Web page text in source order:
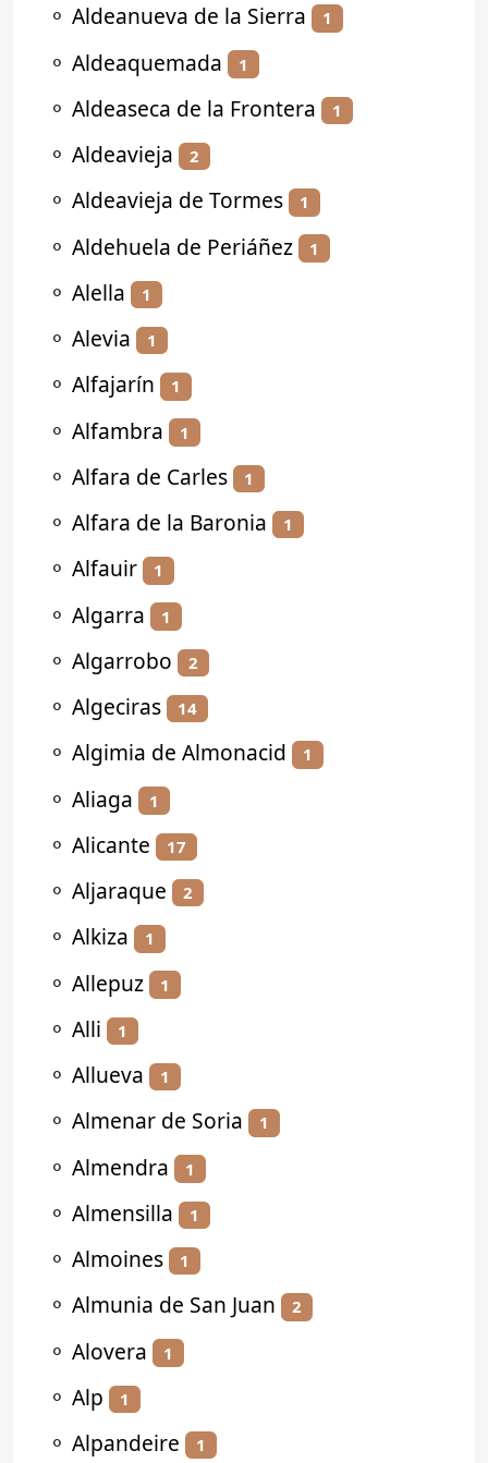
⚬ Aldeanueva de la Sierra 1
⚬ Aldeaquemada 1
⚬ Aldeaseca de la Frontera 1
⚬ Aldeavieja 2
⚬ Aldeavieja de Tormes 1
⚬ Aldehuela de Periáñez 1
⚬ Alella 1
⚬ Alevia 1
⚬ Alfajarín 1
⚬ Alfambra 1
⚬ Alfara de Carles 1
⚬ Alfara de la Baronia 1
⚬ Alfauir 1
⚬ Algarra 1
⚬ Algarrobo 2
⚬ Algeciras 14
⚬ Algimia de Almonacid 1
⚬ Aliaga 1
⚬ Alicante 17
⚬ Aljaraque 2
⚬ Alkiza 1
⚬ Allepuz 1
⚬ Alli 1
⚬ Allueva 1
⚬ Almenar de Soria 1
⚬ Almendra 1
⚬ Almensilla 1
⚬ Almoines 1
⚬ Almunia de San Juan 2
⚬ Alovera 1
⚬ Alp 1
⚬ Alpandeire 1